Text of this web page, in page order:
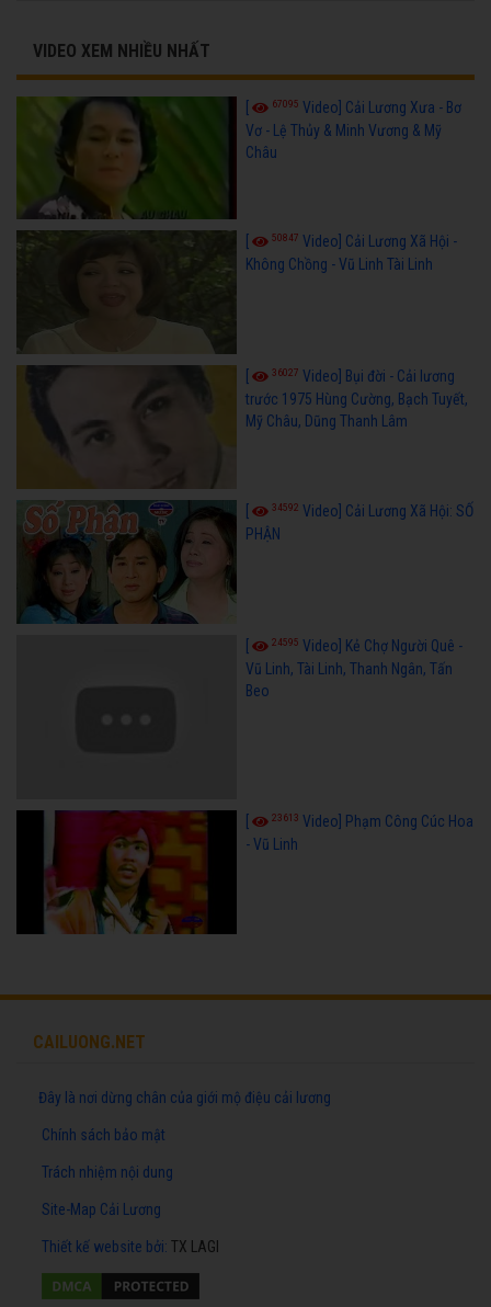
VIDEO XEM NHIỀU NHẤT
[ 67095 Video] Cải Lương Xưa - Bơ
Vơ - Lệ Thủy & Minh Vương & Mỹ
Châu
50847 Video] Cải Lương Xã Hội -
Không Chồng - Vũ Linh Tài Linh
36027 Video] Bụi đời - Cải lương
trước 1975 Hùng Cường, Bạch Tuyết,
Mỹ Châu, Dũng Thanh Lâm
34592 Video] Cải Lương Xã Hội: SỐ
PHẬN
24595 Video] Kẻ Chợ Người Quê -
Vũ Linh, Tài Linh, Thanh Ngân, Tấn
Beo
23613 Video] Phạm Công Cúc Hoa
- Vũ Linh
CAILUONG.NET
Đây là nơi dừng chân của giới mộ điệu cải lương
Chính sách bảo mật
Trách nhiệm nội dung
Site-Map Cải Lương
Thiết kế website bởi: TX LAGI